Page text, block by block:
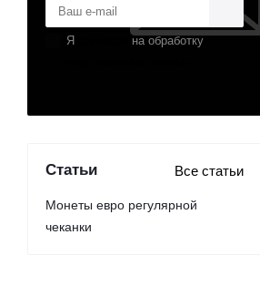
Я
на обработку
Статьи Все статьи
Монеты евро регулярной
чеканки